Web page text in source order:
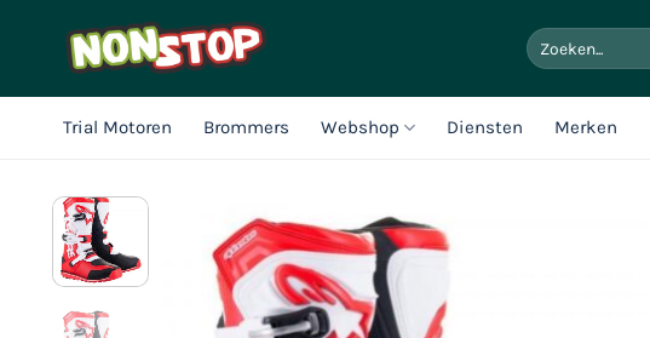
Zoeken
naar:
Trial Motoren Brommers Webshop Diensten Merken